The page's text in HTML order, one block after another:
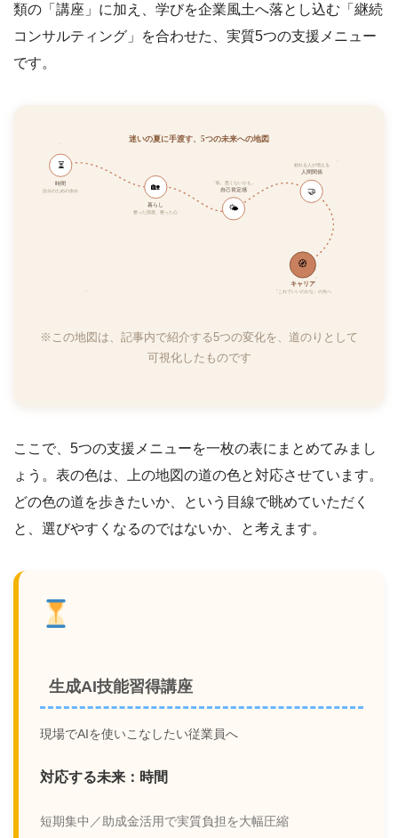
類の「講座」に加え、学びを企業風土へ落とし込む「継続
コンサルティング」を合わせた、実質5つの支援メニュー
です。
迷いの夏に手渡す、5つの未来への地図
⏳
時間
自分のための余白 🏡
暮らし
整った部屋、整った心 🌤
自己肯定感
「私、悪くないかも」
🤝
人間関係
頼れる人が増える
🧭
キャリア
「これでいいのかな」の先へ
※この地図は、記事内で紹介する5つの変化を、道のりとして
可視化したものです
ここで、5つの支援メニューを一枚の表にまとめてみまし
ょう。表の色は、上の地図の道の色と対応させています。
どの色の道を歩きたいか、という目線で眺めていただく
と、選びやすくなるのではないか、と考えます。
生成AI技能習得講座
現場でAIを使いこなしたい従業員へ
対応する未来：時間
短期集中／助成金活用で実質負担を大幅圧縮